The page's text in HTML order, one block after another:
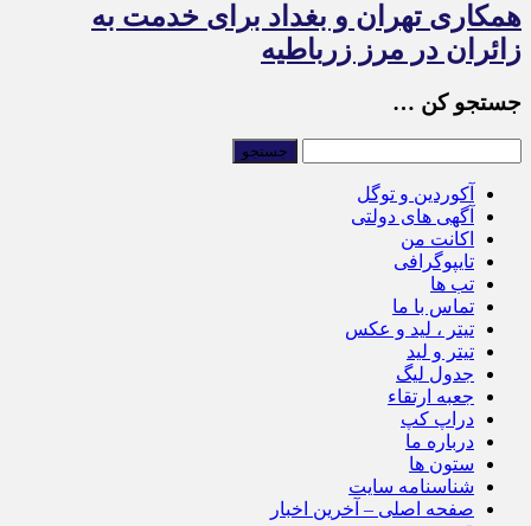
همکاری تهران و بغداد برای خدمت به
زائران در مرز زرباطیه
جستجو کن …
آکوردین و توگل
آگهی های دولتی
اکانت من
تایپوگرافی
تب ها
تماس با ما
تیتر ، لید و عکس
تیتر و لید
جدول لیگ
جعبه ارتقاء
دراپ کپ
درباره ما
ستون ها
شناسنامه سایت
صفحه اصلی – آخرین اخبار